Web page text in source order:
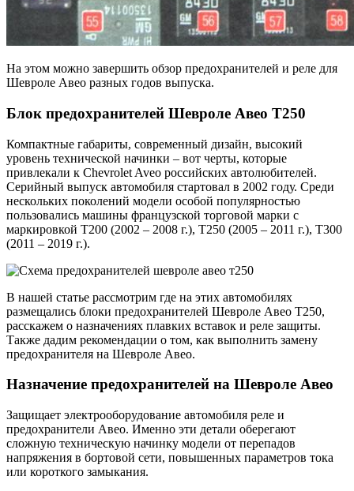
На этом можно завершить обзор предохранителей и реле для
Шевроле Авео разных годов выпуска.
Блок предохранителей Шевроле Авео Т250
Компактные габариты, современный дизайн, высокий
уровень технической начинки – вот черты, которые
привлекали к Chevrolet Aveo российских автолюбителей.
Серийный выпуск автомобиля стартовал в 2002 году. Среди
нескольких поколений модели особой популярностью
пользовались машины французской торговой марки с
маркировкой Т200 (2002 – 2008 г.), T250 (2005 – 2011 г.), T300
(2011 – 2019 г.).
В нашей статье рассмотрим где на этих автомобилях
размещались блоки предохранителей Шевроле Авео Т250,
расскажем о назначениях плавких вставок и реле защиты.
Также дадим рекомендации о том, как выполнить замену
предохранителя на Шевроле Авео.
Назначение предохранителей на Шевроле Авео
Защищает электрооборудование автомобиля реле и
предохранители Авео. Именно эти детали оберегают
сложную техническую начинку модели от перепадов
напряжения в бортовой сети, повышенных параметров тока
или короткого замыкания.